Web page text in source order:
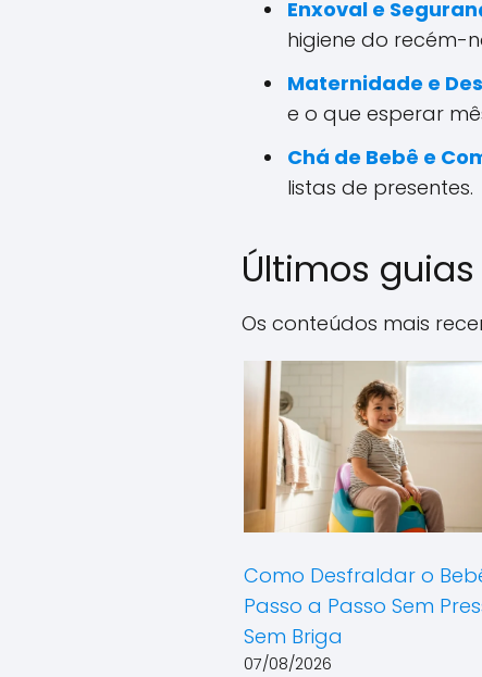
Enxoval e
higiene do recém-
Maternidade e
e o que esperar
Chá de Bebê e
listas de presentes.
Últimos
Os conteúdos mais
Como Desfraldar o
Passo a Passo Sem
Sem Briga
07/08/2026